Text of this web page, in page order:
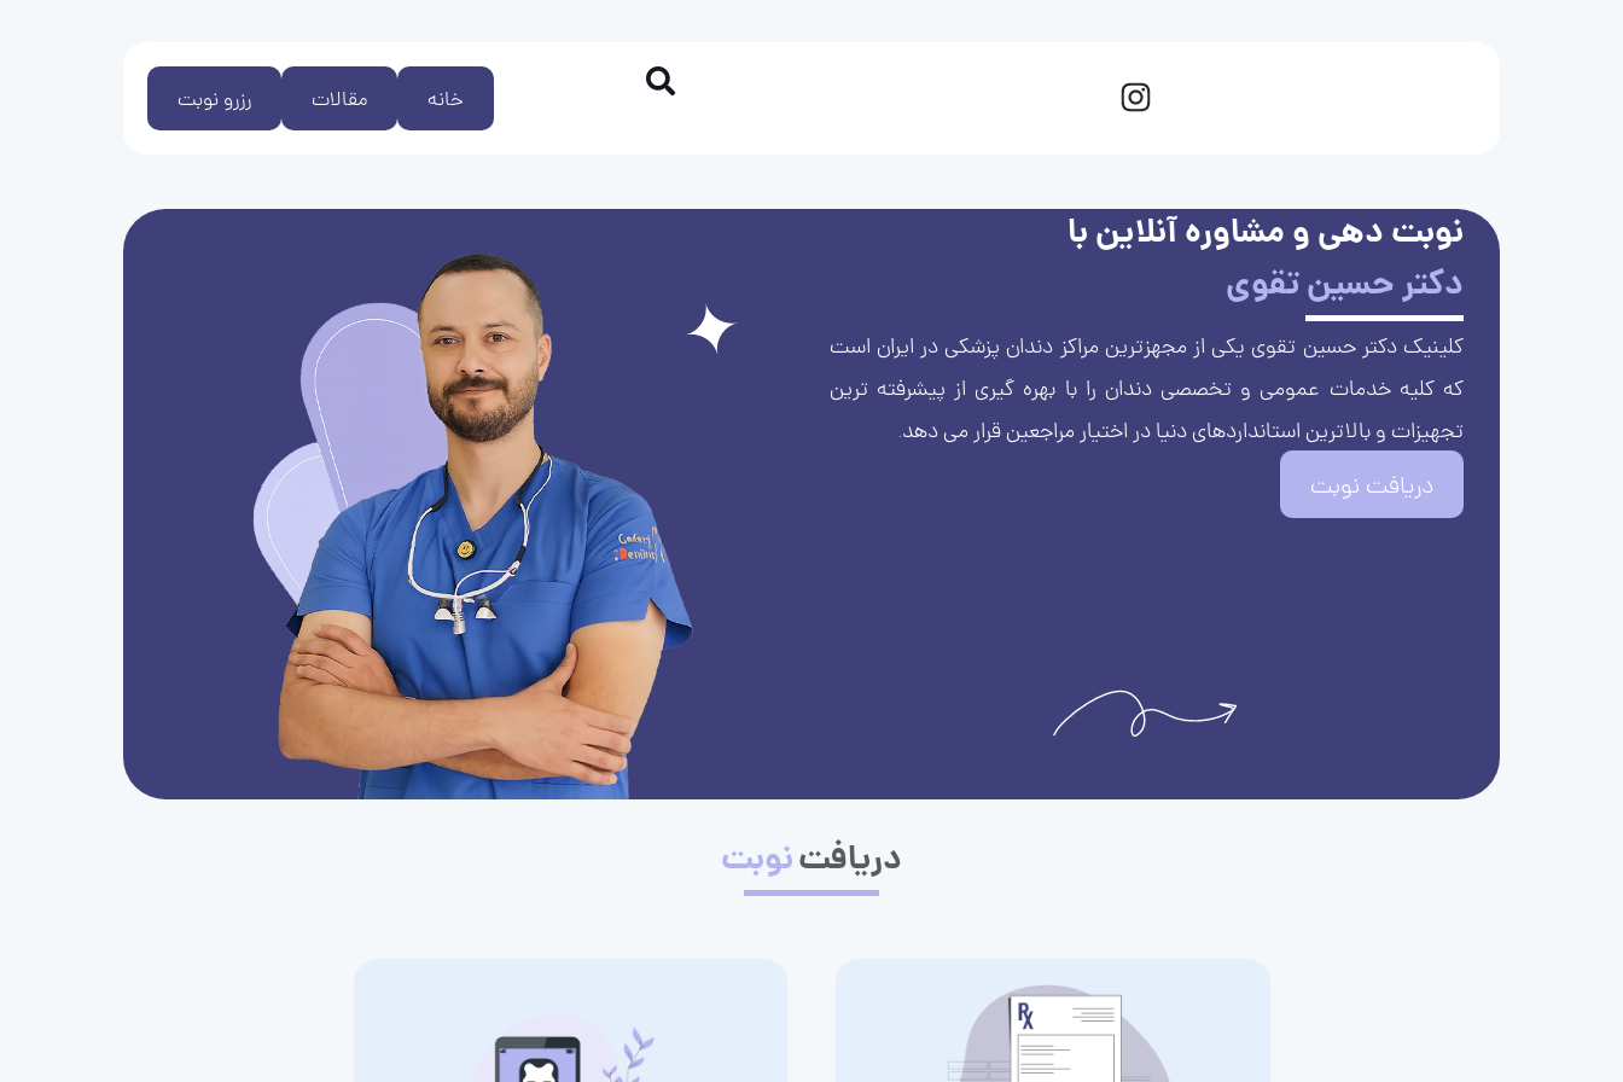
رزرو نوبت مقالات خانه
نوبت دهی و مشاوره آنلاین با
دکتر حسین تقوی
کلینیک دکتر حسین تقوی یکی از مجهزترین مراکز دندان پزشکی در ایران است
که کلیه خدمات عمومی و تخصصی دندان را با بهره گیری از پیشرفته ترین
تجهیزات و بالاترین استانداردهای دنیا در اختیار مراجعین قرار می دهد.
دریافت نوبت
دریافتنوبت